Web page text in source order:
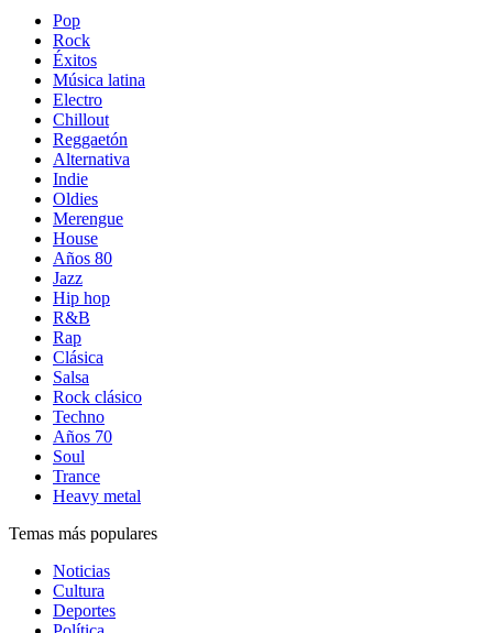
Pop
Rock
Éxitos
Música latina
Electro
Chillout
Reggaetón
Alternativa
Indie
Oldies
Merengue
House
Años 80
Jazz
Hip hop
R&B
Rap
Clásica
Salsa
Rock clásico
Techno
Años 70
Soul
Trance
Heavy metal
Temas más populares
Noticias
Cultura
Deportes